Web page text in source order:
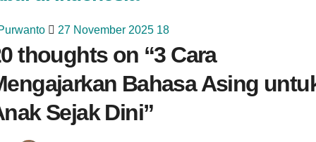
27 November 2025 18
thoughts on “3 Cara
Bahasa Asing
Sejak Dini”